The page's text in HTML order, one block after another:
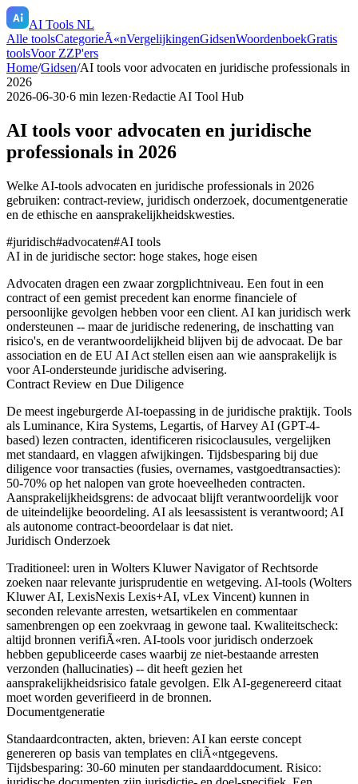
AI Tools NL
Alle toolsCategorieÃ«nVergelijkingenGidsenWoordenboekGratis
toolsVoor ZZP'ers
Home/Gidsen/AI tools voor advocaten en juridische professionals in
2026
2026-06-30·6 min lezen·Redactie AI Tool Hub
AI tools voor advocaten en juridische
professionals in 2026
Welke AI-tools advocaten en juridische professionals in 2026
gebruiken: contract-review, juridisch onderzoek, documentgeneratie
en de ethische en aansprakelijkheidskwesties.
#juridisch#advocaten#AI tools
AI in de juridische sector: hoge stakes, hoge eisen
Advocaten dragen een zwaar zorgplichtniveau. Een fout in een
contract of een gemist precedent kan enorme financiele of
persoonlijke gevolgen hebben voor een client. AI kan juridisch werk
ondersteunen -- maar de juridische redenering, de inschatting van
risico's, en de verantwoordelijkheid blijven bij de advocaat. De bar
association en de EU AI Act stellen eisen aan wie aansprakelijk is
voor AI-ondersteunde juridische advisering.
Contract Review en Due Diligence
De meest ingeburgerde AI-toepassing in de juridische praktijk. Tools
als Luminance, Kira Systems, Legartis, of Harvey AI (GPT-4-
based) lezen contracten, identificeren risicoclausules, vergelijken
met standaard, en vlaggen afwijkingen. Tijdsbesparing bij due
diligence voor transacties (fusies, overnames, vastgoedtransacties):
50-70% op het nalopen van grote hoeveelheden contracten.
Aansprakelijkheidsgrens: de advocaat blijft verantwoordelijk voor
de uiteindelijke beoordeling. AI als leesassistent is verantwoord; AI
als autonome contract-beoordelaar is dat niet.
Juridisch Onderzoek
Traditioneel: uren in Wolters Kluwer Navigator of Rechtsorde
zoeken naar relevante jurisprudentie en wetgeving. AI-tools (Wolters
Kluwer AI, LexisNexis Lexis+AI, vLex Vincent) kunnen in
seconden relevante arresten, wetsartikelen en commentaar
samenbrengen op een zoekvraag in gewone taal. Kwaliteitscheck:
altijd bronnen verifiÃ«ren. AI-tools voor juridisch onderzoek
hebben gepubliceerde cases waarbij ze niet-bestaande arresten
verzonden (hallucinaties) -- dit heeft gezien het
aansprakelijkheidsrisico fatale gevolgen. Elk AI-gegenereerd citaat
moet worden geverifieerd in de bronnen.
Documentgeneratie
Standaardcontracten, akten, brieven: AI kan eerste concept
genereren op basis van templates en cliÃ«ntgegevens.
Tijdsbesparing: 30-60 minuten per standaarddocument. Risico: